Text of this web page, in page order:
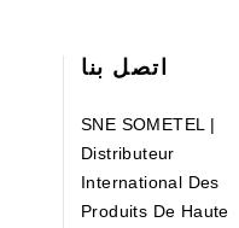
اتصل بنا
SNE SOMETEL |
Distributeur
International Des
Produits De Haute